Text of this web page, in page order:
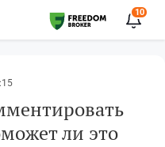
10
ли это